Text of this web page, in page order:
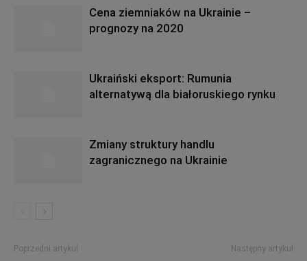
Cena ziemniaków na Ukrainie –
prognozy na 2020
Ukraiński eksport: Rumunia
alternatywą dla białoruskiego rynku
Zmiany struktury handlu
zagranicznego na Ukrainie
Poprzedni artykuł Następny artykuł